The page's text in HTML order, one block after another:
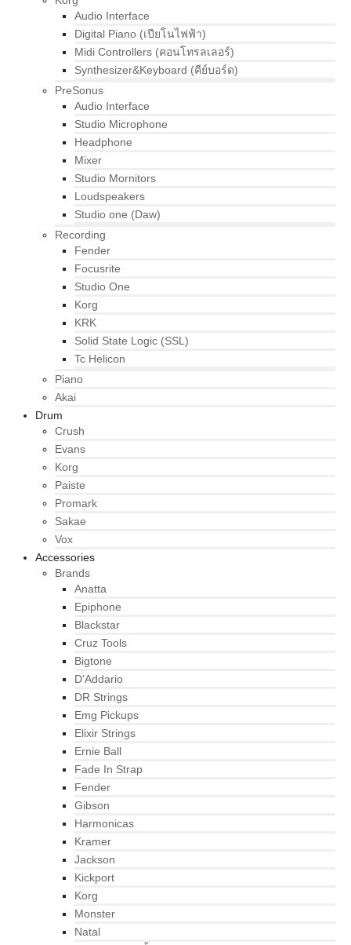
Audio Interface
Digital Piano (เปียโนไฟฟ้า)
Midi Controllers (คอนโทรลเลอร์)
Synthesizer&Keyboard (คีย์บอร์ด)
PreSonus
Audio Interface
Studio Microphone
Headphone
Mixer
Studio Mornitors
Loudspeakers
Studio one (Daw)
Recording
Fender
Focusrite
Studio One
Korg
KRK
Solid State Logic (SSL)
Tc Helicon
Piano
Akai
Drum
Crush
Evans
Korg
Paiste
Promark
Sakae
Vox
Accessories
Brands
Anatta
Epiphone
Blackstar
Cruz Tools
Bigtone
D’Addario
DR Strings
Emg Pickups
Elixir Strings
Ernie Ball
Fade In Strap
Fender
Gibson
Harmonicas
Kramer
Jackson
Kickport
Korg
Monster
Natal